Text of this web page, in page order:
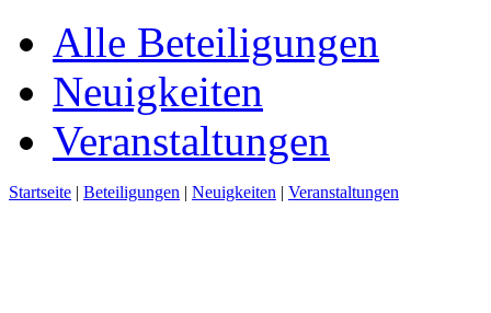
Alle Beteiligungen
Neuigkeiten
Veranstaltungen
Startseite | Beteiligungen | Neuigkeiten | Veranstaltungen